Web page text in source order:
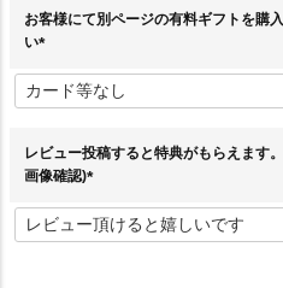
お客様にて別ページの有料ギフトを購
い
必
須
レビュー投稿すると特典がもらえます
画像確認)
必
須